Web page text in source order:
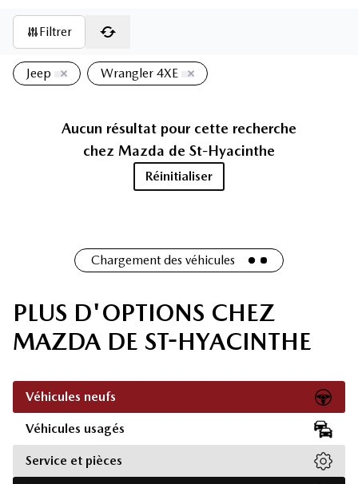
Filtrer
Jeep Wrangler 4XE
Aucun résultat pour cette recherche
chez Mazda de St-Hyacinthe
Réinitialiser
Chargement des véhicules
PLUS D'OPTIONS CHEZ
MAZDA DE ST-HYACINTHE
Véhicules neufs
Véhicules usagés
Service et pièces